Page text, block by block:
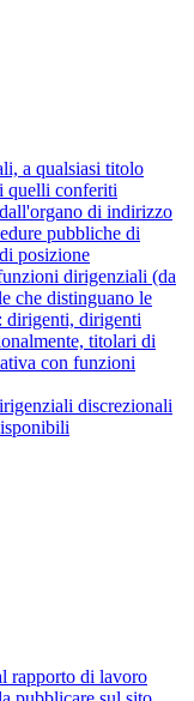
a qualsiasi titolo
quelli conferiti
di indirizzo
pubbliche di
posizione
dirigenziali (da
che distinguano le
dirigenti, dirigenti
titolari di
con funzioni
discrezionali
rapporto di lavoro